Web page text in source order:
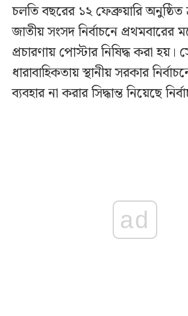
চলতি বছরের ১২ ফেব্রুয়ারি
জাতীয় সংসদ নির্বাচনে প্রথমবারের
প্রচারণায় পোস্টার নিষিদ্ধ করা হয়।
ধারাবাহিকতায় স্থানীয় সরকার
ব্যবহার না করার সিদ্ধান্ত নিয়েছে
ad